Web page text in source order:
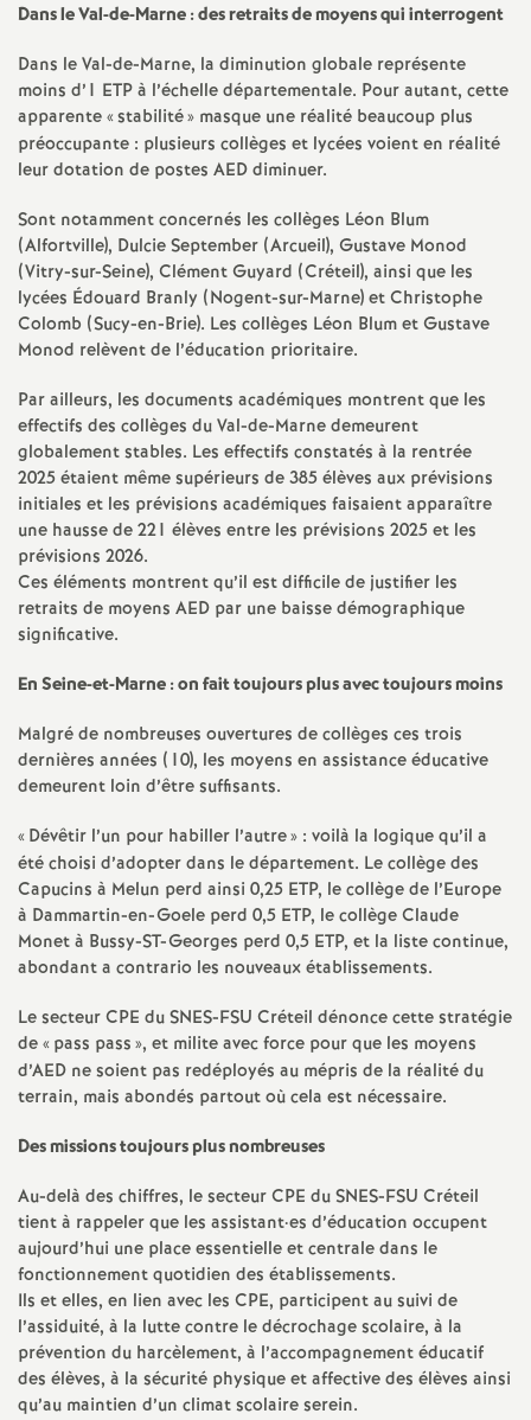
e
S
e
c
o
n
d
d
e
g
r
é
O
r
l
é
a
n
s
T
o
u
r
Dans le Val-de-Marne : des retraits de moyens qui interrogent
Dans le Val-de-Marne, la diminution globale représente
moins d’1 ETPà l’échelle départementale. Pour autant, cette
apparente «stabilité» masque une réalité beaucoup plus
préoccupante : plusieurs collèges et lycées voient en réalité
leur dotation de postes AEDdiminuer.
Sont notamment concernés les collèges Léon Blum
(Alfortville), Dulcie September (Arcueil), Gustave Monod
(Vitry-sur-Seine), Clément Guyard (Créteil), ainsi que les
lycées Édouard Branly (Nogent-sur-Marne) et Christophe
Colomb (Sucy-en-Brie). Les collèges Léon Blum et Gustave
Monod relèvent de l’éducation prioritaire.
Par ailleurs, les documents académiques montrent que les
effectifs des collèges du Val-de-Marne demeurent
globalement stables. Les effectifs constatés à la rentrée
2025 étaient même supérieurs de 385 élèves aux prévisions
initiales et les prévisions académiques faisaient apparaître
une hausse de 221 élèves entre les prévisions 2025 et les
prévisions 2026.
Ces éléments montrent qu’il est difficile de justifier les
retraits de moyens AED par une baisse démographique
significative.
En Seine-et-Marne : on fait toujours plus avec toujours moins
Malgré de nombreuses ouvertures de collèges ces trois
dernières années (10), les moyens en assistance éducative
demeurent loin d’être suffisants.
«Dévêtir l’un pour habiller l’autre» : voilà la logique qu’il a
été choisi d’adopter dans le département. Le collège des
Capucins à Melun perd ainsi 0,25 ETP, le collège de l’Europe
à Dammartin-en-Goele perd 0,5 ETP, le collège Claude
Monet à Bussy-ST-Georges perd 0,5 ETP, et la liste continue,
abondant a contrario les nouveaux établissements.
Le secteurCPE duSNES-FSU Créteil dénonce cette stratégie
de «pass pass», et milite avec force pour que les moyens
d’AED ne soient pas redéployés au mépris de la réalité du
terrain, mais abondés partout où cela est nécessaire.
Des missions toujours plus nombreuses
Au-delà des chiffres, le secteurCPE duSNES-FSU Créteil
tient à rappeler que les assistant·es d’éducation occupent
aujourd’hui une place essentielle et centrale dans le
fonctionnement quotidien des établissements.
Ils et elles, en lien avec les CPE, participent au suivi de
l’assiduité, à la lutte contre le décrochage scolaire, à la
prévention du harcèlement, à l’accompagnement éducatif
des élèves, à la sécurité physique et affective des élèves ainsi
qu’au maintien d’un climat scolaire serein.